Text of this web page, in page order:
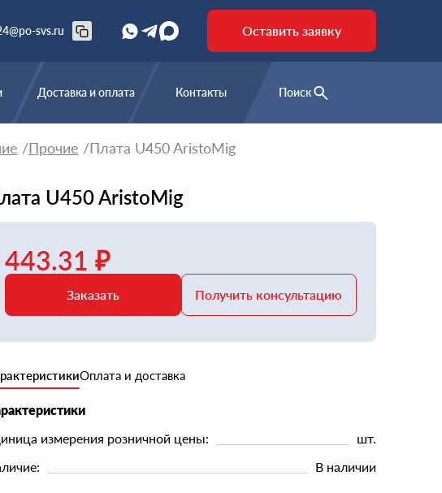
svs.ru Оставить заявку
Доставка и оплата Контакты Поиск
Прочие Плата U450 AristoMig
U450 AristoMig
443.31 ₽
Заказать Получить консультацию
Оплата и доставка
измерения розничной цены:
шт.
В наличии